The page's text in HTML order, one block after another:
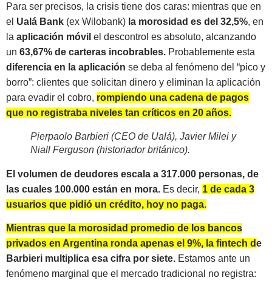
Para ser precisos, la crisis tiene dos caras: mientras que en
el Ualá Bank (ex Wilobank) la morosidad es del 32,5%, en
la aplicación móvil el descontrol es absoluto, alcanzando
un 63,67% de carteras incobrables. Probablemente esta
diferencia en la aplicación se deba al fenómeno del “pico y
borro”: clientes que solicitan dinero y eliminan la aplicación
para evadir el cobro, rompiendo una cadena de pagos
que no registraba niveles tan críticos en 20 años.
Pierpaolo Barbieri (CEO de Ualá), Javier Milei y
Niall Ferguson (historiador británico).
El volumen de deudores escala a 317.000 personas, de
las cuales 100.000 están en mora. Es decir, 1 de cada 3
usuarios que pidió un crédito, hoy no paga.
Mientras que la morosidad promedio de los bancos
privados en Argentina ronda apenas el 9%, la fintech de
Barbieri multiplica esa cifra por siete. Estamos ante un
fenómeno marginal que el mercado tradicional no registra: